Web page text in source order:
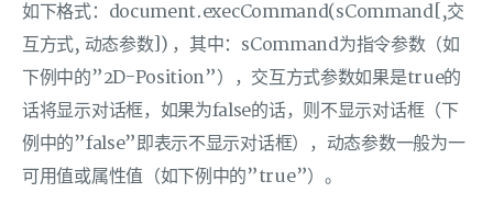
如下格式：document.execCommand(sCommand[,交
互方式, 动态参数]) ，其中：sCommand为指令参数（如
下例中的”2D-Position”），交互方式参数如果是true的
话将显示对话框，如果为false的话，则不显示对话框（下
例中的”false”即表示不显示对话框），动态参数一般为一
可用值或属性值（如下例中的”true”）。